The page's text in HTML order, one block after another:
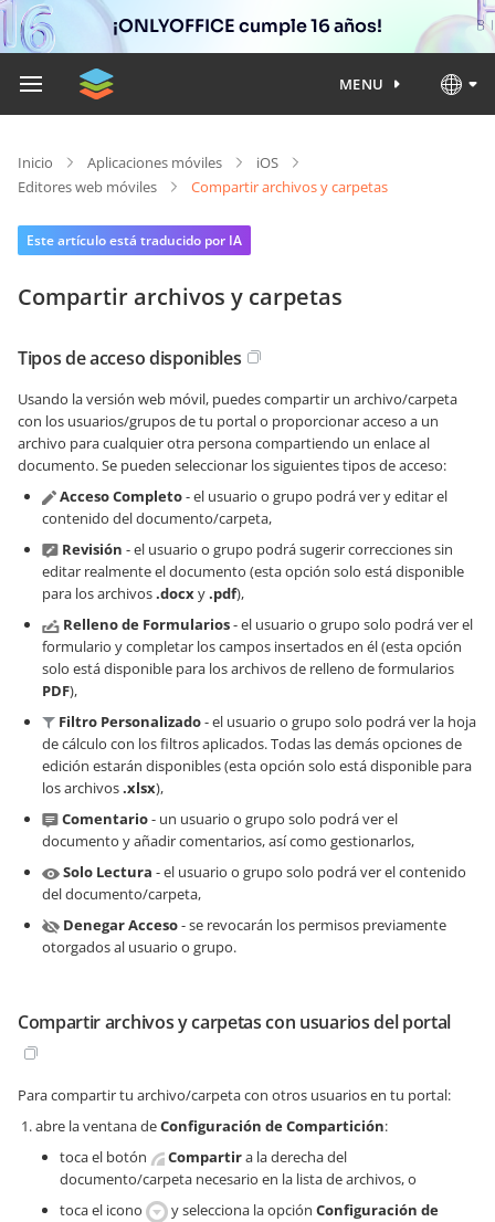
¡ONLYOFFICE cumple 16 años!
MENU
Inicio Aplicaciones móviles
iOS
Editores web móviles
Compartir archivos y carpetas
Este artículo está traducido por IA
Compartir archivos y carpetas
Tipos de acceso disponibles
Usando la versión web móvil, puedes compartir un archivo/carpeta
con los usuarios/grupos de tu portal o proporcionar acceso a un
archivo para cualquier otra persona compartiendo un enlace al
documento. Se pueden seleccionar los siguientes tipos de acceso:
Acceso Completo- el usuario o grupo podrá ver y editar el
contenido del documento/carpeta,
Revisión - el usuario o grupo podrá sugerir correcciones sin
editar realmente el documento (esta opción solo está disponible
para los archivos.docxy.pdf),
Relleno de Formularios- el usuario o grupo solo podrá ver el
formulario y completar los campos insertados en él (esta opción
solo está disponible para los archivos de relleno de formularios
PDF),
Filtro Personalizado- el usuario o grupo solo podrá ver la hoja
de cálculo con los filtros aplicados. Todas las demás opciones de
edición estarán disponibles (esta opción solo está disponible para
los archivos.xlsx),
Comentario- un usuario o grupo solo podrá ver el
documento y añadir comentarios, así como gestionarlos,
Solo Lectura - el usuario o grupo solo podrá ver el contenido
del documento/carpeta,
Denegar Acceso- se revocarán los permisos previamente
otorgados al usuario o grupo.
Compartir archivos y carpetas con usuarios del portal
Para compartir tu archivo/carpeta con otros usuarios en tu portal:
abre la ventana deConfiguración de Compartición:
toca el botón
Compartira la derecha del
documento/carpeta necesario en la lista de archivos, o
toca el icono
y selecciona la opción Configuración de